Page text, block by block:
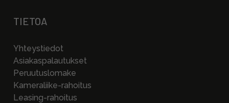
TIETOA
Yhteystiedot
Asiakaspalautukset
Peruutuslomake
Kameraliike-rahoitus
Leasing-rahoitus